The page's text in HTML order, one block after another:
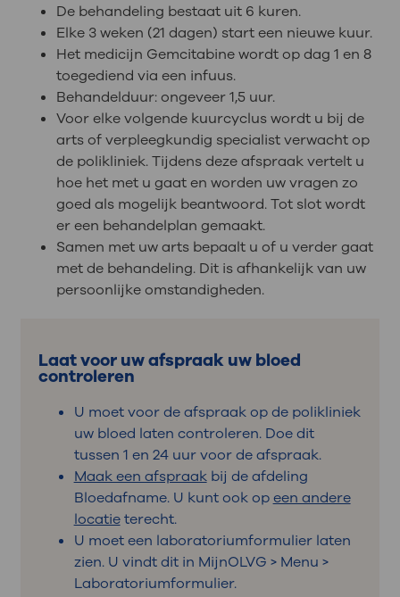
De behandeling bestaat uit 6 kuren.
Elke 3 weken (21 dagen) start een nieuwe kuur.
Het medicijn Gemcitabine wordt op dag 1 en 8
toegediend via een infuus.
Behandelduur: ongeveer 1,5 uur.
Voor elke volgende kuurcyclus wordt u bij de
arts of verpleegkundig specialist verwacht op
de polikliniek. Tijdens deze afspraak vertelt u
hoe het met u gaat en worden uw vragen zo
goed als mogelijk beantwoord. Tot slot wordt
er een behandelplan gemaakt.
Samen met uw arts bepaalt u of u verder gaat
met de behandeling. Dit is afhankelijk van uw
persoonlijke omstandigheden.
Laat voor uw afspraak uw bloed
controleren
U moet voor de afspraak op de polikliniek
uw bloed laten controleren. Doe dit
tussen 1 en 24 uur voor de afspraak.
Maak een afspraakbij de afdeling
Bloedafname. U kunt ook opeen andere
locatieterecht.
U moet een laboratoriumformulier laten
zien. U vindt dit in MijnOLVG > Menu >
Laboratoriumformulier.